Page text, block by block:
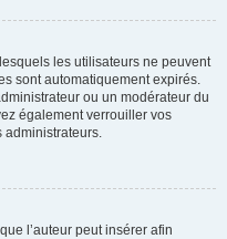
les utilisateurs ne peuvent
sont automatiquement expirés.
ou un modérateur du
également verrouiller vos
administrateurs.
l’auteur peut insérer afin